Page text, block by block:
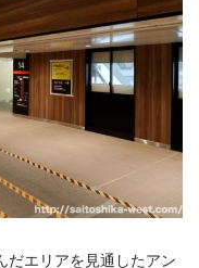
だエリアを見通したアン